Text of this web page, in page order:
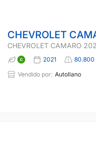
CHEVROLET
CHEVROLET CAMARO
2021 80.800
Vendido por: Autollano